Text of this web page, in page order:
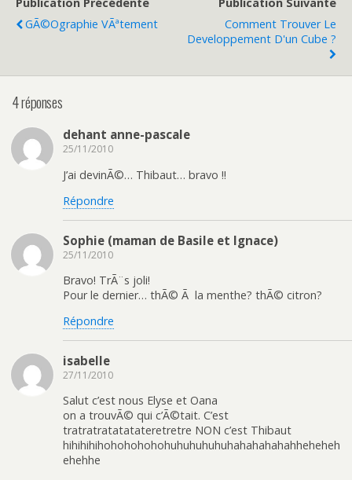
GÃ©ographie VÃªtement
Comment Trouver Le
Developpement D'un Cube ?
4 réponses
dehant anne-pascale
25/11/2010
J’ai devinÃ©… Thibaut… bravo !!
Répondre
Sophie (maman de Basile et Ignace)
25/11/2010
Bravo! TrÃ¨s joli!
Pour le dernier… thÃ© Ã la menthe? thÃ© citron?
Répondre
isabelle
27/11/2010
Salut c’est nous Elyse et Oana
on a trouvÃ© qui c’Ã©tait. C’est
tratratratatatateretretre NON c’est Thibaut
hihihihihohohohohohuhuhuhuhuhahahahahahheheheh
ehehhe